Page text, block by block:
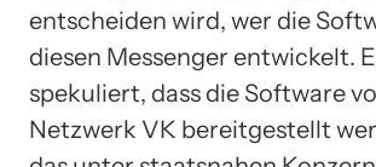
entscheiden wird, wer die
diesen Messenger entwickelt.
spekuliert, dass die Software
Netzwerk VK bereitgestellt